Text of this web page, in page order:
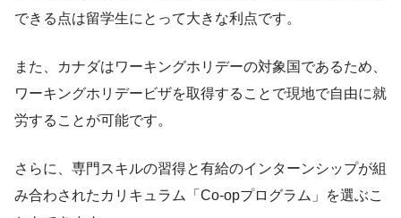
できる点は留学生にとって大きな利点です。
また、カナダはワーキングホリデーの対象国であるため、
ワーキングホリデービザを取得することで現地で自由に就
労することが可能です。
さらに、専門スキルの習得と有給のインターンシップが組
み合わされたカリキュラム「Co-opプログラム」を選ぶこ